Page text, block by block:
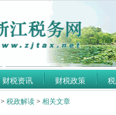
财税资讯 财税政策
> 税政解读 > 相关文章